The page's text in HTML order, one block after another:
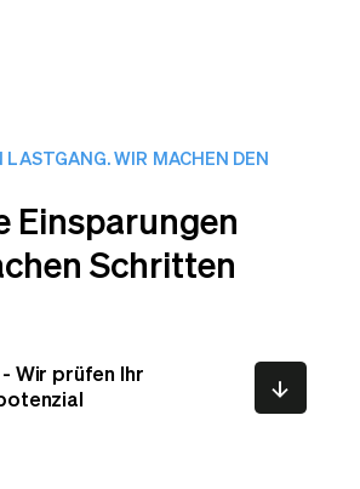
LASTGANG. WIR MACHEN DEN
Einsparungen
Schritten
Wir prüfen Ihr